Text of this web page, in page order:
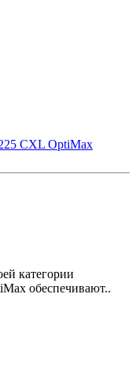
CXL OptiMax
категории
обеспечивают..